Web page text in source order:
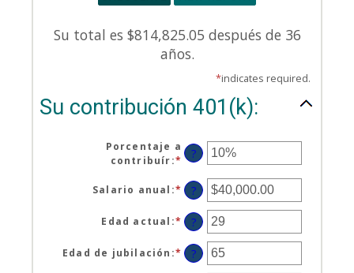
Su total es $814,825.05 después de 36
años.
*indicates required.
Su contribución 401(k):
Porcentaje a
contribuír:* Enter
amount
between
0%
and
100%
?
Salario anual :* Enter
an
amount
between
$0.00
and
?
Edad actual :* Enter
an
amount
between
?
Edad de jubilación :* Enter
an
?